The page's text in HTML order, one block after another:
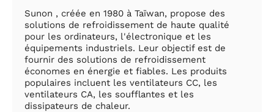
Sunon , créée en 1980 à Taïwan, propose des
solutions de refroidissement de haute qualité
pour les ordinateurs, l'électronique et les
équipements industriels. Leur objectif est de
fournir des solutions de refroidissement
économes en énergie et fiables. Les produits
populaires incluent les ventilateurs CC, les
ventilateurs CA, les soufflantes et les
dissipateurs de chaleur.